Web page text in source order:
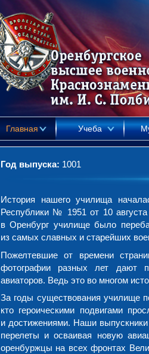
Главная Учеба
Год выпуска: 1001
История нашего училища
Республики № 1951 от 10
в Оренбург училище было
из самых славных и старейших
Пожелтевшие от времени
фотографии разных лет дают
авиаторов. Ведь это во многом
За годы существования училище
кто героическими подвигами
и достижениями. Наши
перелеты и осваивая новую
оренбуржцы на всех фронтах